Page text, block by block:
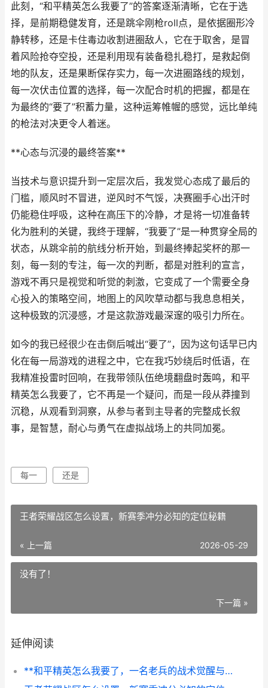
此刻，“和平精英怎么我要了”的答案逐渐清晰，它在于选
择，是前期稳健发育，还是跳伞刚枪roll点，是依据圈形冷
静转移，还是卡住毒边收割进圈敌人，它在于取舍，是冒
着风险抢夺空投，还是利用现有装备稳扎稳打，是救起倒
地的队友，还是果断保存实力，每一次进圈路线的规划，
每一次伏击位置的选择，每一次配合时机的把握，都是在
为最终的“要了”积蓄力量，这种运筹帷幄的感觉，远比单纯
的枪法对决更令人着迷。
**心态与沉浸的最终答案**
当技术与意识提升到一定层次后，我发觉心态成了最后的
门槛，顺风时不冒进，逆风时不气馁，决赛圈手心出汗时
仍能稳住呼吸，这种在高压下的冷静，才是将一切准备转
化为胜利的关键，我终于理解，“我要了”是一种贯穿全局的
状态，从跳伞前的航线分析开始，到最终捧起奖杯的那一
刻，每一刻的专注，每一次的判断，都是对胜利的宣言，
游戏不再只是视觉和听觉的刺激，它变成了一个需要全身
心投入的策略空间，地图上的风吹草动都与我息息相关，
这种极致的沉浸感，才是这款游戏最深邃的吸引力所在。
如今的我已经很少在击倒后喊出“要了”，因为这句话早已内
化在每一局游戏的进程之中，它在我巧妙绕后时低语，在
我精准投雷时回响，在我带领队伍绝境翻盘时轰鸣，和平
精英怎么我要了，它不再是一个疑问，而是一段从莽撞到
沉稳，从观看到洞察，从参与者到主导者的完整成长叙
事，是智慧，耐心与勇气在虚拟战场上的共同加冕。
每一 还是
王者荣耀战区怎么设置，新赛季冲分必知的定位秘籍
« 上一篇 2026-05-29
没有了！
下一篇 »
延伸阅读
**和平精英怎么我要了，一名老兵的战术觉醒与沉浸蜕变**